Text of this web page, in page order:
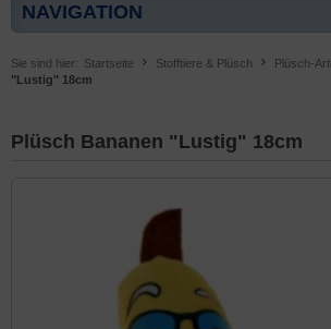
NAVIGATION
Sie sind hier: Startseite Stofftiere & Plüsch Plüsch-
"Lustig" 18cm
Plüsch Bananen "Lustig" 18cm